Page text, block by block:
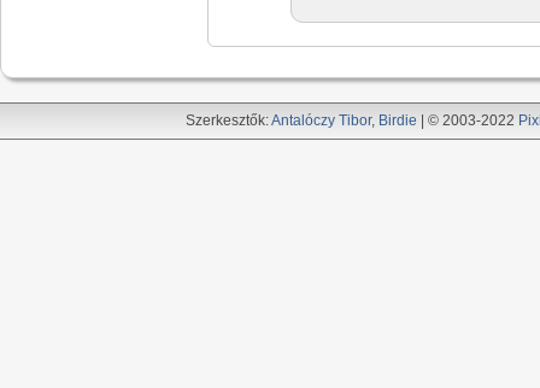
Szerkesztők:Antalóczy Tibor, Birdie | © 2003-2022